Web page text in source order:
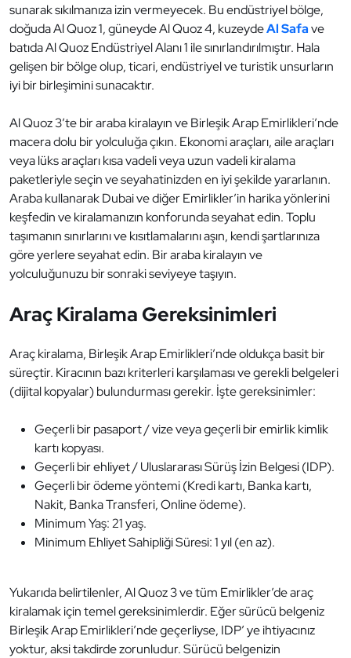
sunarak sıkılmanıza izin vermeyecek. Bu endüstriyel bölge,
doğuda Al Quoz 1, güneyde Al Quoz 4, kuzeydeAl Safave
batıda Al Quoz Endüstriyel Alanı 1 ile sınırlandırılmıştır. Hala
gelişen bir bölge olup, ticari, endüstriyel ve turistik unsurların
iyi bir birleşimini sunacaktır.
Al Quoz 3’te bir araba kiralayın ve Birleşik Arap Emirlikleri’nde
macera dolu bir yolculuğa çıkın. Ekonomi araçları, aile araçları
veya lüks araçları kısa vadeli veya uzun vadeli kiralama
paketleriyle seçin ve seyahatinizden en iyi şekilde yararlanın.
Araba kullanarak Dubai ve diğer Emirlikler’in harika yönlerini
keşfedin ve kiralamanızın konforunda seyahat edin. Toplu
taşımanın sınırlarını ve kısıtlamalarını aşın, kendi şartlarınıza
göre yerlere seyahat edin. Bir araba kiralayın ve
yolculuğunuzu bir sonraki seviyeye taşıyın.
Araç Kiralama Gereksinimleri
Araç kiralama, Birleşik Arap Emirlikleri’nde oldukça basit bir
süreçtir. Kiracının bazı kriterleri karşılaması ve gerekli belgeleri
(dijital kopyalar) bulundurması gerekir. İşte gereksinimler:
Geçerli bir pasaport / vize veya geçerli bir emirlik kimlik
kartı kopyası.
Geçerli bir ehliyet / Uluslararası Sürüş İzin Belgesi (IDP).
Geçerli bir ödeme yöntemi (Kredi kartı, Banka kartı,
Nakit, Banka Transferi, Online ödeme).
Minimum Yaş: 21 yaş.
Minimum Ehliyet Sahipliği Süresi: 1 yıl (en az).
Yukarıda belirtilenler, Al Quoz 3 ve tüm Emirlikler’de araç
kiralamak için temel gereksinimlerdir. Eğer sürücü belgeniz
Birleşik Arap Emirlikleri’nde geçerliyse, IDP’ ye ihtiyacınız
yoktur, aksi takdirde zorunludur. Sürücü belgenizin